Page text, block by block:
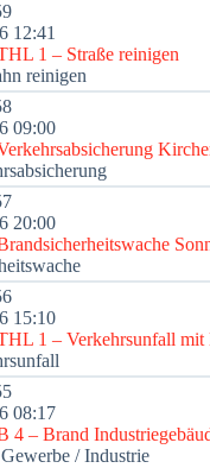
12:41
1 – Stra­ße rei­ni­gen
rei­ni­gen
09:00
20:00
15:10
1 – Ver­kehrs­un­fall mit
08:17
4 – Brand
/ Indus­trie